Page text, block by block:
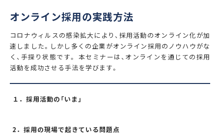
オンライン採用の実践方法
コロナウィルスの感染拡大により、採用活動のオンライン化が加
速しました。しかし多くの企業がオンライン採用のノウハウがな
く、手探り状態です。 本セミナーは、オンラインを通じての採用
活動を成功させる手法を学びます。
１．採用活動の「いま」
2．採用の現場で起きている問題点